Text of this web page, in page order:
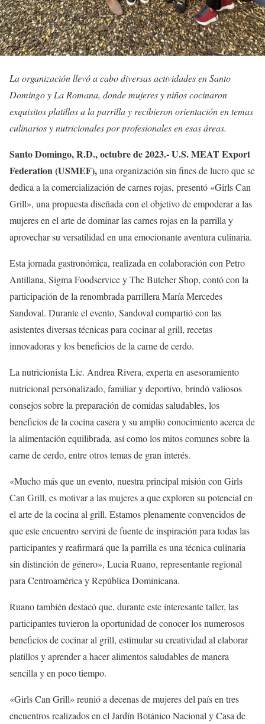
La organización llevó a cabo diversas actividades en Santo
Domingo y La Romana, donde mujeres y niños cocinaron
exquisitos platillos a la parrilla y recibieron orientación en temas
culinarios y nutricionales por profesionales en esas áreas.
Santo Domingo, R.D., octubre de 2023.- U.S. MEAT Export
Federation (USMEF),una organización sin fines de lucro que se
dedica a la comercialización de carnes rojas, presentó «Girls Can
Grill», una propuesta diseñada con el objetivo de empoderar a las
mujeres en el arte de dominar las carnes rojas en la parrilla y
aprovechar su versatilidad en una emocionante aventura culinaria.
Esta jornada gastronómica, realizada en colaboración con Petro
Antillana, Sigma Foodservice y The Butcher Shop, contó con la
participación de la renombrada parrillera María Mercedes
Sandoval. Durante el evento, Sandoval compartió con las
asistentes diversas técnicas para cocinar al grill, recetas
innovadoras y los beneficios de la carne de cerdo.
La nutricionista Lic. Andrea Rivera, experta en asesoramiento
nutricional personalizado, familiar y deportivo, brindó valiosos
consejos sobre la preparación de comidas saludables, los
beneficios de la cocina casera y su amplio conocimiento acerca de
la alimentación equilibrada, así como los mitos comunes sobre la
carne de cerdo, entre otros temas de gran interés.
«Mucho más que un evento, nuestra principal misión con Girls
Can Grill, es motivar a las mujeres a que exploren su potencial en
el arte de la cocina al grill. Estamos plenamente convencidos de
que este encuentro servirá de fuente de inspiración para todas las
participantes y reafirmará que la parrilla es una técnica culinaria
sin distinción de género», Lucia Ruano, representante regional
para Centroamérica y República Dominicana.
Ruano también destacó que, durante este interesante taller, las
participantes tuvieron la oportunidad de conocer los numerosos
beneficios de cocinar al grill, estimular su creatividad al elaborar
platillos y aprender a hacer alimentos saludables de manera
sencilla y en poco tiempo.
«Girls Can Grill» reunió a decenas de mujeres del país en tres
encuentros realizados en el Jardín Botánico Nacional y Casa de